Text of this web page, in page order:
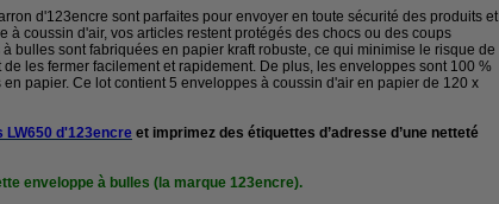
d'123encre sont parfaites pour envoyer en toute sécurité des produits et
à coussin d'air, vos articles restent protégés des chocs ou des coups
bulles sont fabriquées en papier kraft robuste, ce qui minimise le risque de
les fermer facilement et rapidement. De plus, les enveloppes sont 100 %
papier. Ce lot contient 5 enveloppes à coussin d'air en papier de 120 x
LW650 d'123encre et imprimez des étiquettes d’adresse d’une netteté
enveloppe à bulles (la marque 123encre).